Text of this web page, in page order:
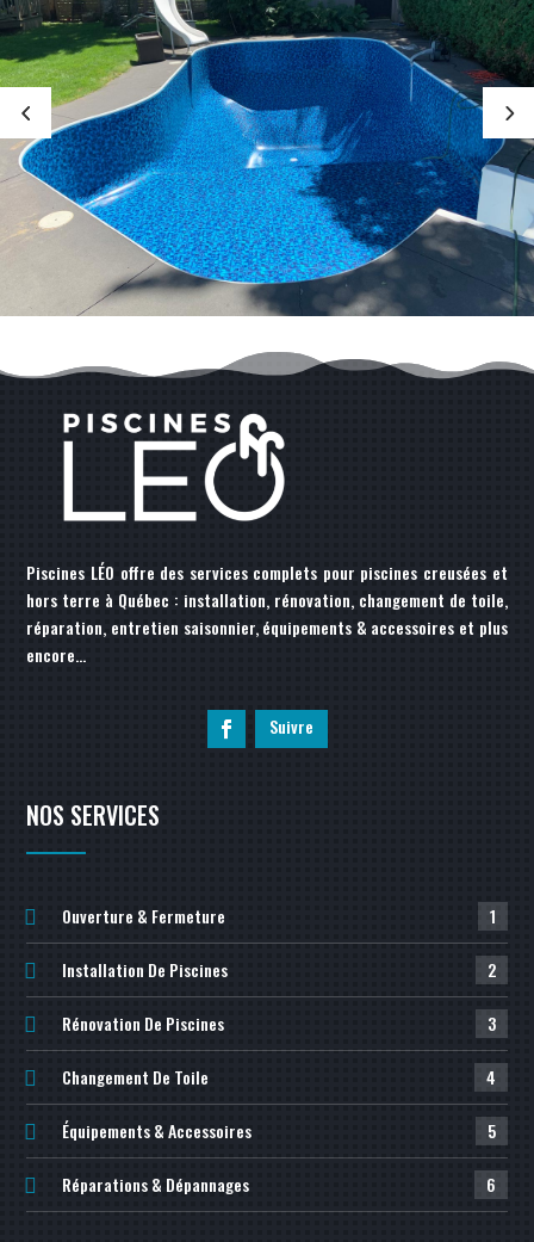
Piscines LÉO offre des services complets pour piscines creusées et
hors terre à Québec : installation, rénovation, changement de toile,
réparation, entretien saisonnier, équipements & accessoires et plus
encore…
Suivre
NOS SERVICES
Ouverture & Fermeture 1
Installation De Piscines 2
Rénovation De Piscines 3
Changement De Toile 4
Équipements & Accessoires 5
Réparations & Dépannages 6